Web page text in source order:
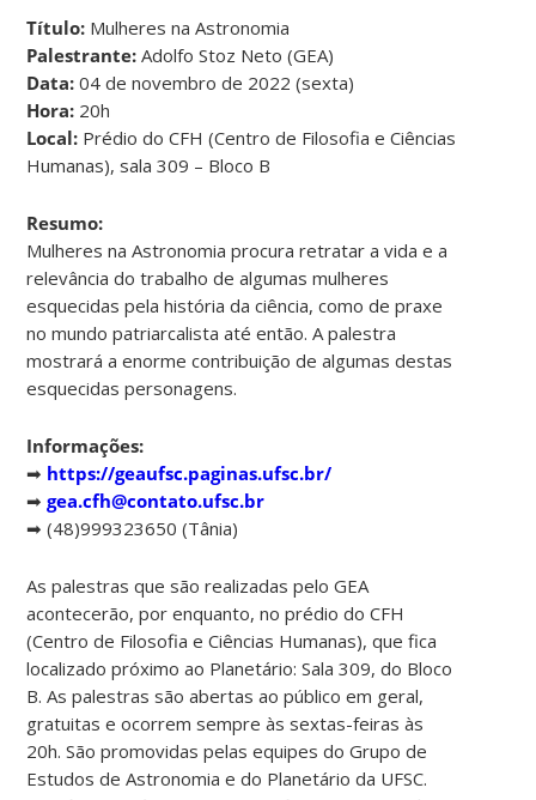
Título: Mulheres na Astronomia
Palestrante: Adolfo Stoz Neto (GEA)
Data: 04 de novembro de 2022 (sexta)
Hora: 20h
Local: Prédio do CFH (Centro de Filosofia e Ciências
Humanas), sala 309 – Bloco B
Resumo:
Mulheres na Astronomia procura retratar a vida e a
relevância do trabalho de algumas mulheres
esquecidas pela história da ciência, como de praxe
no mundo patriarcalista até então. A palestra
mostrará a enorme contribuição de algumas destas
esquecidas personagens.
Informações:
➡ https://geaufsc.paginas.ufsc.br/
➡gea.cfh@contato.ufsc.br
➡ (48)999323650 (Tânia)
As palestras que são realizadas pelo GEA
acontecerão, por enquanto, no prédio do CFH
(Centro de Filosofia e Ciências Humanas), que fica
localizado próximo ao Planetário: Sala 309, do Bloco
B. As palestras são abertas ao público em geral,
gratuitas e ocorrem sempre às sextas-feiras às
20h. São promovidas pelas equipes do Grupo de
Estudos de Astronomia e do Planetário da UFSC.